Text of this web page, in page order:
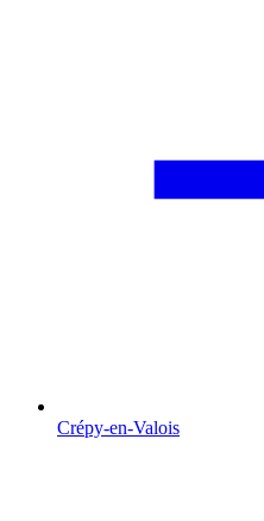
Crépy-en-Valois